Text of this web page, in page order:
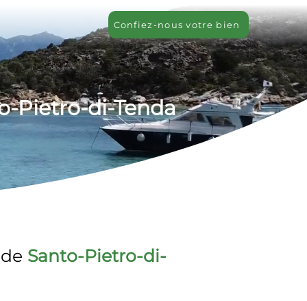
Confiez-nous votre bien
Pietro-di-Tenda
Santo-Pietro-di-